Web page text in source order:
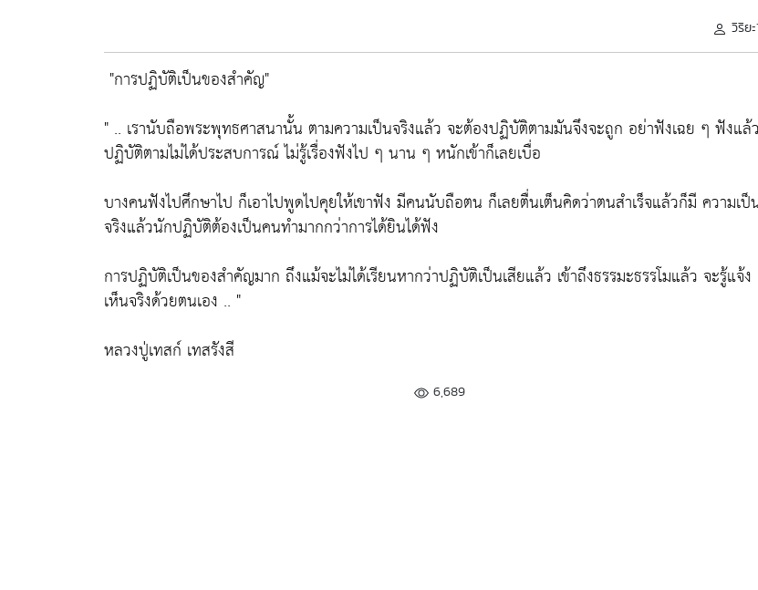
วิริยะ
"การปฏิบัติเป็นของสำคัญ"
" .. เรานับถือพระพุทธศาสนานั้น ตามความเป็นจริงแล้ว จะต้องปฏิบัติตามมันจึงจะถูก อย่าฟังเฉย ๆ ฟังแล้
ปฏิบัติตามไม่ได้ประสบการณ์ ไม่รู้เรื่องฟังไป ๆ นาน ๆ หนักเข้าก็เลยเบื่อ
บางคนฟังไปศึกษาไป ก็เอาไปพูดไปคุยให้เขาฟัง มีคนนับถือตน ก็เลยตื่นเต็นคิดว่าตนสำเร็จแล้วก็มี ความเป็
จริงแล้วนักปฏิบัติต้องเป็นคนทำมากกว่าการได้ยินได้ฟัง
การปฏิบัติเป็นของสำคัญมาก ถึงแม้จะไม่ได้เรียนหากว่าปฏิบัติเป็นเสียแล้ว เข้าถึงธรรมะธรรโมแล้ว จะรู้แจ้ง
เห็นจริงด้วยตนเอง .. "
หลวงปู่เทสก์ เทสรังสี
6,689